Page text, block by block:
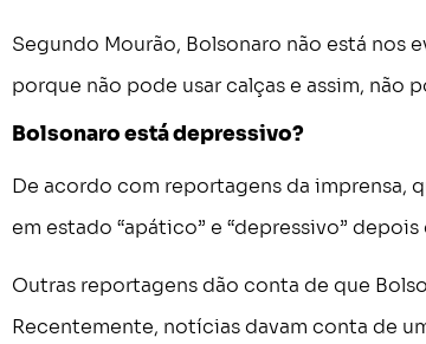
Segundo Mourão, Bolsonaro não está nos
porque não pode usar calças e assim, não
Bolsonaro está depressivo?
De acordo com reportagens da imprensa,
em estado “apático” e “depressivo” depois
Outras reportagens dão conta de que
Recentemente, notícias davam conta de